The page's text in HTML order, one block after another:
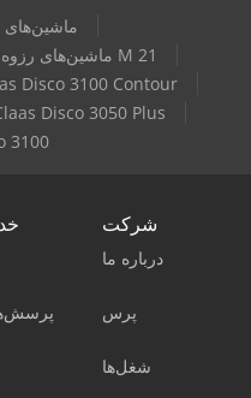
ماشین‌های
ماشین‌های رزوه‌زنی داخلی، محدوده رزوه از M 21
Disco 3100 Contour
Disco 3050 Plus
3100
شرکت
درباره ما
پرس
شغل‌ها